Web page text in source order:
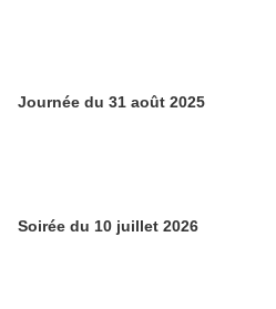
Journée du 31 août 2025
Soirée du 10 juillet 2026